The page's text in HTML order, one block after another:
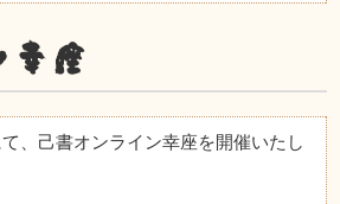
幸座
、己書オンライン幸座を開催いたし